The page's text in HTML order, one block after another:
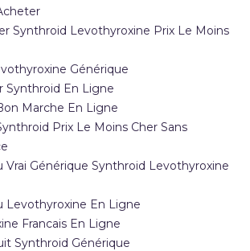
Synthroid Levothyroxine Prix Le Moins
Générique
Synthroid En Ligne
Marche En Ligne
Prix Le Moins Cher Sans
Vrai Générique Synthroid Levothyroxine
Levothyroxine En Ligne
Francais En Ligne
Synthroid Générique